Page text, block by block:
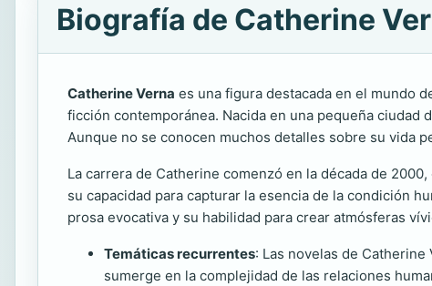
Biografía de Catherine
Catherine Verna es una figura destacada en el mundo
ficción contemporánea. Nacida en una pequeña
Aunque no se conocen muchos detalles sobre su vida
La carrera de Catherine comenzó en la década de
su capacidad para capturar la esencia de la condición
prosa evocativa y su habilidad para crear atmósferas
Temáticas recurrentes: Las novelas de
sumerge en la complejidad de las relaciones